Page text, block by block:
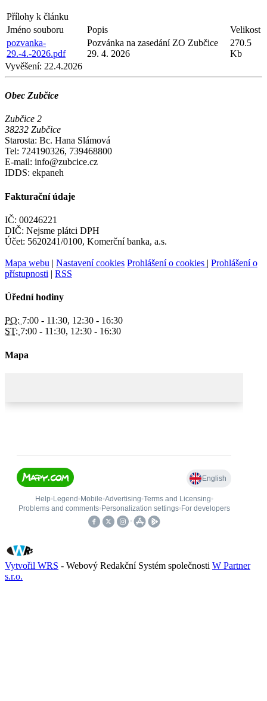
Přílohy k článku
Jméno souboru
Popis
Velikost
pozvanka-
29.-4.-2026.pdf
Pozvánka na zasedání ZO Zubčice
29. 4. 2026
270.5
Kb
Vyvěšení: 22.4.2026
Obec Zubčice
Zubčice 2
38232 Zubčice
Starosta: Bc. Hana Slámová
Tel: 724190326, 739468800
E-mail: info@zubcice.cz
IDDS: ekpaneh
Fakturační údaje
IČ: 00246221
DIČ: Nejsme plátci DPH
Účet: 5620241/0100, Komerční banka, a.s.
Mapa webu | Nastavení cookies Prohlášení o cookies | Prohlášení o
přístupnosti | RSS
Úřední hodiny
PO: 7:00 - 11:30, 12:30 - 16:30
ST: 7:00 - 11:30, 12:30 - 16:30
Mapa
Vytvořil WRS - Webový Redakční Systém společnosti W Partner
s.r.o.